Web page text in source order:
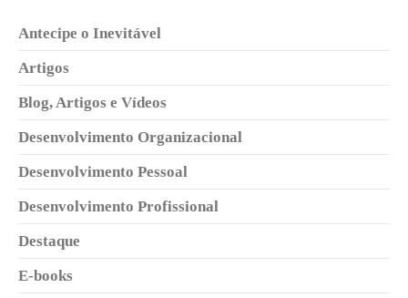
Antecipe o Inevitável
Artigos
Blog, Artigos e Vídeos
Desenvolvimento Organizacional
Desenvolvimento Pessoal
Desenvolvimento Profissional
Destaque
E-books